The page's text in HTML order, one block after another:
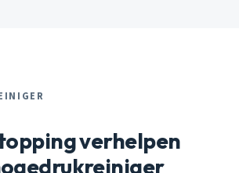
verhelpen